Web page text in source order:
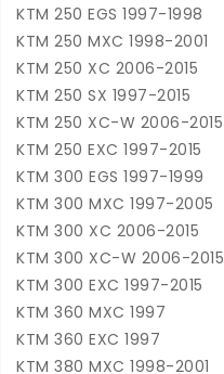
KTM 250 EGS 1997-1998
KTM 250 MXC 1998-2001
KTM 250 XC 2006-2015
KTM 250 SX 1997-2015
KTM 250 XC-W 2006-2015
KTM 250 EXC 1997-2015
KTM 300 EGS 1997-1999
KTM 300 MXC 1997-2005
KTM 300 XC 2006-2015
KTM 300 XC-W 2006-2015
KTM 300 EXC 1997-2015
KTM 360 MXC 1997
KTM 360 EXC 1997
KTM 380 MXC 1998-2001